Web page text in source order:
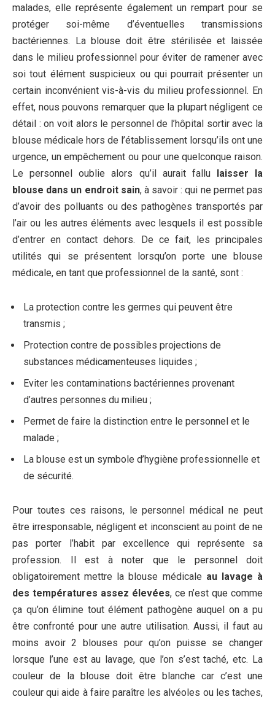
malades, elle représente également un rempart pour se
protéger soi-même d’éventuelles transmissions
bactériennes. La blouse doit être stérilisée et laissée
dans le milieu professionnel pour éviter de ramener avec
soi tout élément suspicieux ou qui pourrait présenter un
certain inconvénient vis-à-vis du milieu professionnel. En
effet, nous pouvons remarquer que la plupart négligent ce
détail : on voit alors le personnel de l’hôpital sortir avec la
blouse médicale hors de l’établissement lorsqu’ils ont une
urgence, un empêchement ou pour une quelconque raison.
Le personnel oublie alors qu’il aurait fallu
laisser la
blouse dans un endroit sain, à savoir : qui ne permet pas
d’avoir des polluants ou des pathogènes transportés par
l’air ou les autres éléments avec lesquels il est possible
d’entrer en contact dehors. De ce fait, les principales
utilités qui se présentent lorsqu’on porte une blouse
médicale, en tant que professionnel de la santé, sont :
La protection contre les germes qui peuvent être
transmis ;
Protection contre de possibles projections de
substances médicamenteuses liquides ;
Eviter les contaminations bactériennes provenant
d’autres personnes du milieu ;
Permet de faire la distinction entre le personnel et le
malade ;
La blouse est un symbole d’hygiène professionnelle et
de sécurité.
Pour toutes ces raisons, le personnel médical ne peut
être irresponsable, négligent et inconscient au point de ne
pas porter l’habit par excellence qui représente sa
profession. Il est à noter que le personnel doit
obligatoirement mettre la blouse médicale au lavage à
des températures assez élevées, ce n’est que comme
ça qu’on élimine tout élément pathogène auquel on a pu
être confronté pour une autre utilisation. Aussi, il faut au
moins avoir 2 blouses pour qu’on puisse se changer
lorsque l’une est au lavage, que l’on s’est taché, etc. La
couleur de la blouse doit être blanche car c’est une
couleur qui aide à faire paraître les alvéoles ou les taches,